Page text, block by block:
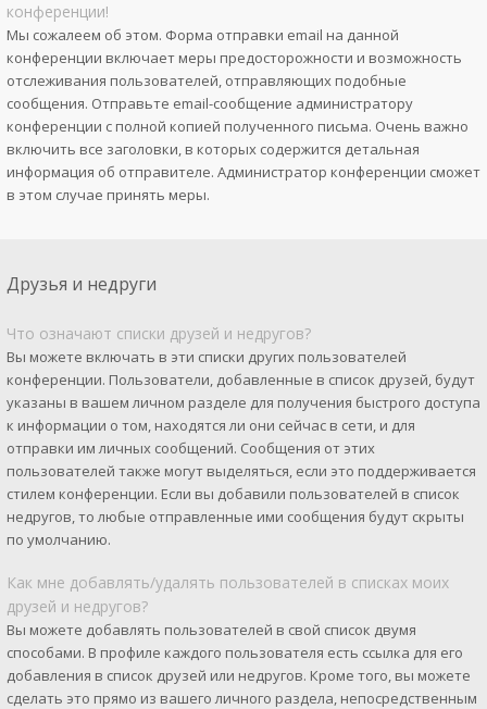
конференции!
Мы сожалеем об этом. Форма отправки email на данной
конференции включает меры предосторожности и возможность
отслеживания пользователей, отправляющих подобные
сообщения. Отправьте email-сообщение администратору
конференции с полной копией полученного письма. Очень важно
включить все заголовки, в которых содержится детальная
информация об отправителе. Администратор конференции сможет
в этом случае принять меры.
Друзья и недруги
Что означают списки друзей и недругов?
Вы можете включать в эти списки других пользователей
конференции. Пользователи, добавленные в список друзей, будут
указаны в вашем личном разделе для получения быстрого доступа
к информации о том, находятся ли они сейчас в сети, и для
отправки им личных сообщений. Сообщения от этих
пользователей также могут выделяться, если это поддерживается
стилем конференции. Если вы добавили пользователей в список
недругов, то любые отправленные ими сообщения будут скрыты
по умолчанию.
Как мне добавлять/удалять пользователей в списках моих
друзей и недругов?
Вы можете добавлять пользователей в свой список двумя
способами. В профиле каждого пользователя есть ссылка для его
добавления в список друзей или недругов. Кроме того, вы можете
сделать это прямо из вашего личного раздела, непосредственным